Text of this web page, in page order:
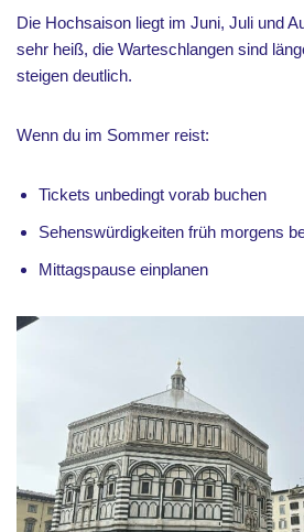
Die Hochsaison liegt im Juni, Juli und
sehr heiß, die Warteschlangen sind
steigen deutlich.
Wenn du im Sommer reist:
Tickets unbedingt vorab buchen
Sehenswürdigkeiten früh morgens
Mittagspause einplanen